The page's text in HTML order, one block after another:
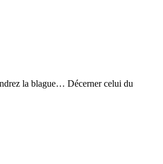
la blague… Décerner celui du